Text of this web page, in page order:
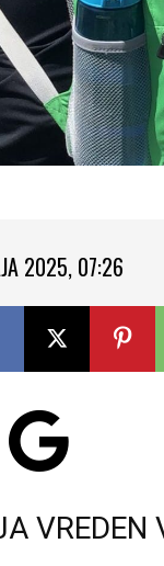
2025, 07:26
VREDEN